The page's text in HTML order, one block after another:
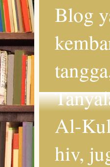
Blog
Al-
hiv,